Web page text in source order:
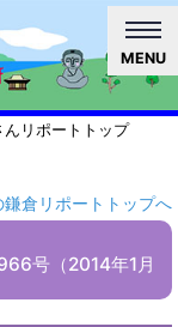
MENU
リポートトップ
倉リポートトップへ
号（2014年1月